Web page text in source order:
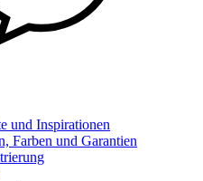
und Inspirationen
Farben und Garantien